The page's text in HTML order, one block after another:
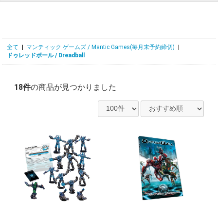
全て マンティック ゲームズ / Mantic Games(毎月末予約締切)
ドゥレッドボール / Dreadball
18件の商品が見つかりました